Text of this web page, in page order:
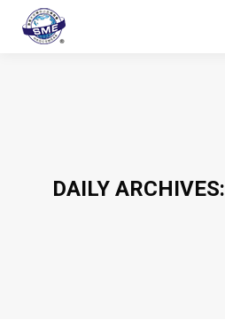
DAILY ARCHIVES: